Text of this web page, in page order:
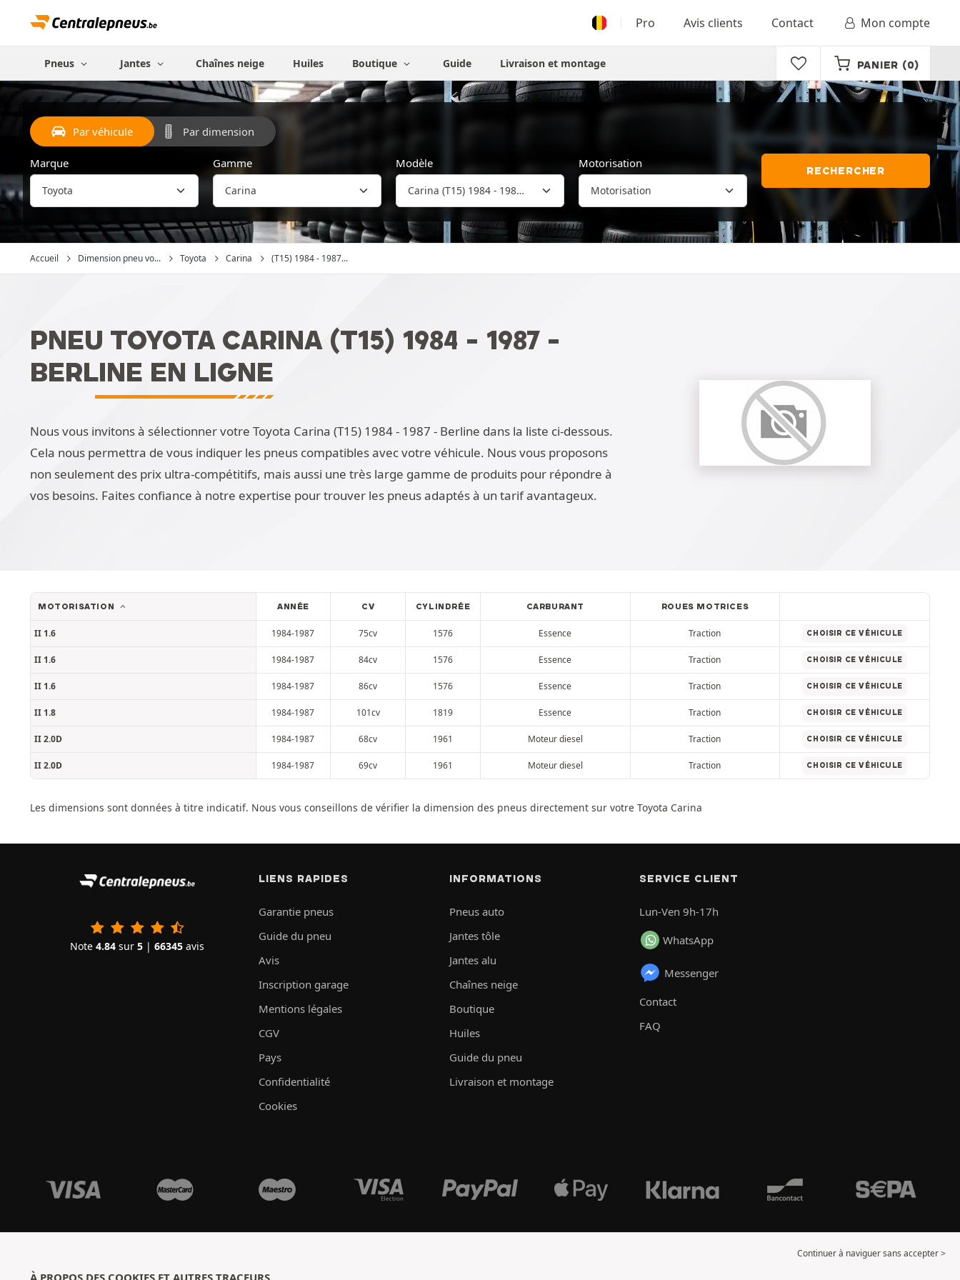
Pro Avis clients Contact Mon compte
Pneus Jantes Chaînes neige Huiles Boutique Guide Livraison et montage PANIER (0)
Par véhicule Par dimension
Marque Gamme Modèle Motorisation
RECHERCHER
Accueil Dimension pneu vo... Toyota Carina (T15) 1984 - 1987...
PNEU TOYOTA CARINA (T15) 1984 - 1987 -
BERLINE EN LIGNE
Nous vous invitons à sélectionner votre Toyota Carina (T15) 1984 - 1987 - Berline dans la liste ci-dessous.
Cela nous permettra de vous indiquer les pneus compatibles avec votre véhicule. Nous vous proposons
non seulement des prix ultra-compétitifs, mais aussi une très large gamme de produits pour répondre à
vos besoins. Faites confiance à notre expertise pour trouver les pneus adaptés à un tarif avantageux.
MOTORISATION ANNÉE CV CYLINDRÉE CARBURANT ROUES MOTRICES
II 1.6 1984-1987 75cv 1576 Essence Traction CHOISIR CE VÉHICULE
II 1.6 1984-1987 84cv 1576 Essence Traction CHOISIR CE VÉHICULE
II 1.6 1984-1987 86cv 1576 Essence Traction CHOISIR CE VÉHICULE
II 1.8 1984-1987 101cv 1819 Essence Traction CHOISIR CE VÉHICULE
II 2.0D 1984-1987 68cv 1961 Moteur diesel Traction CHOISIR CE VÉHICULE
II 2.0D 1984-1987 69cv 1961 Moteur diesel Traction CHOISIR CE VÉHICULE
Les dimensions sont données à titre indicatif. Nous vous conseillons de vérifier la dimension des pneus directement sur votre Toyota Carina
Note 4.84 sur 5 | 66345 avis
LIENS RAPIDES
Garantie pneus
Guide du pneu
Avis
Inscription garage
Mentions légales
CGV
Pays
Confidentialité
Cookies
INFORMATIONS
Pneus auto
Jantes tôle
Jantes alu
Chaînes neige
Boutique
Huiles
Guide du pneu
Livraison et montage
SERVICE CLIENT
Lun-Ven 9h-17h
WhatsApp
Messenger
Contact
FAQ
Continuer à naviguer sans accepter >
À PROPOS DES COOKIES ET AUTRES TRACEURS